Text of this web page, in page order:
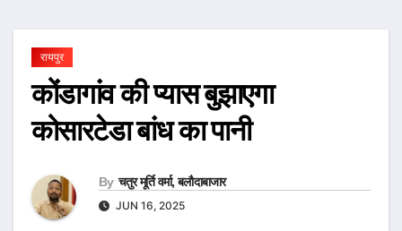
रायपुर
कोंडागांव की प्यास बुझाएगा
कोसारटेडा बांध का पानी
By चतुर मूर्ति वर्मा, बलौदाबाजार
JUN 16, 2025